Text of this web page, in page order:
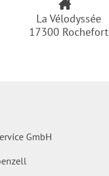
La Vélodyssée
17300 Rochefort
GmbH